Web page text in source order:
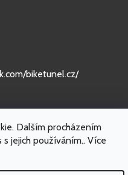
Dalším procházením
jejich používáním.. Více
biketunel.cz/
Shoptet